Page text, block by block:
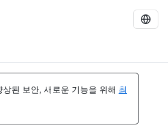
된 보안, 새로운 기능을 위해 최